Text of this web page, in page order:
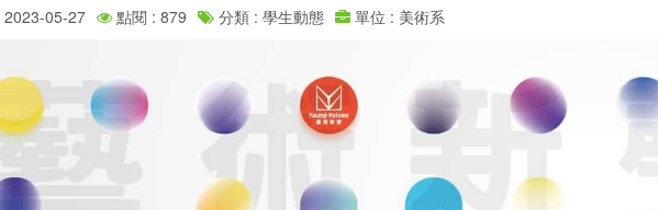
05-27 點閱 : 879 分類 : 學生動態 單位 : 美術系